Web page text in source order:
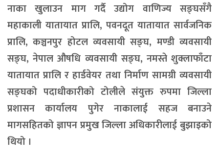
नाका खुलाउन माग गर्दै उद्योग वाणिज्य सङ्घसँगै
महाकाली यातायात प्रालि, पवनदूत यातायात सार्वजनिक
प्रालि, कञ्चनपुर होटल व्यवसायी सङ्घ, मण्डी व्यवसायी
सङ्घ, नेपाल औषधि व्यवसायी सङ्घ, नमस्ते शुक्लाफाँटा
यातायात प्रालि र हार्डवेयर तथा निर्माण सामग्री व्यवसायी
सङ्घको पदाधीकारीको टोलीले संयुक्त रुपमा जिल्ला
प्रशासन कार्यालय पुगेर नाकालाई सहज बनाउने
मागसहितको ज्ञापन प्रमुख जिल्ला अधिकारीलाई बुझाइको
थियो ।